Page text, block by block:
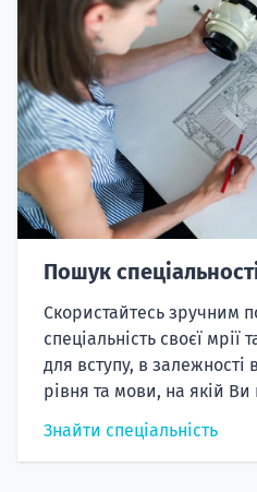
Пошук
Скористайтесь зручним
спеціальність своєї мрії
для вступу, в залежності
рівня та мови, на якій Ви
Знайти спеціальність